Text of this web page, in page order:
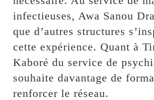
infectieuses, Awa Sanou
que d’autres structures
cette expérience. Quant à
Kaboré du service de
souhaite davantage de
renforcer le réseau.